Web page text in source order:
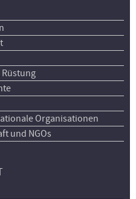
Organisationen
und NGOs